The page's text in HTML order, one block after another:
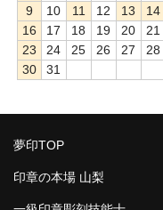
9
10 11 12 13 14
16
17 18 19 20 21
23
24 25 26 27 28
30
31
夢印TOP
印章の本場 山梨